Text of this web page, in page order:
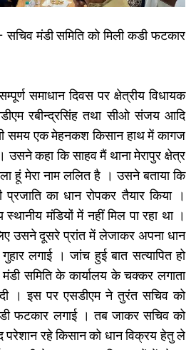
मंडी समिति को मिली कडी फटकार
समाधान दिवस पर क्षेत्रीय विधायक
रबीन्द्रसिंह तथा सीओ संजय आदि
समय एक मेहनकश किसान हाथ में कागज
उसने कहा कि साहव मैं थाना मेरापुर क्षेत्र
हूं मेरा नाम ललित है । उसने बताया कि
का धान रोपकर तैयार किया ।
मंडियों में नहीं मिल पा रहा था ।
उसने दूसरे प्रांत में लेजाकर अपना धान
लगाई । जांच हुई बात सत्यापित हो
समिति के कार्यालय के चक्कर लगाता
दी । इस पर एसडीएम ने तुरंत सचिव को
फटकार लगाई । तब जाकर सचिव को
रहे किसान को धान विक्रय हेतु ले